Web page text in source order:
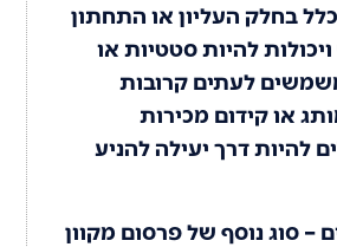
בחלק העליון או התחתון
להיות סטטיות או
לעתים קרובות
או קידום מכירות
להיות דרך יעילה להניע
– סוג נוסף של פרסום מקוון